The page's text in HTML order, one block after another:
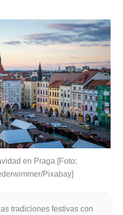
en Praga [Foto:
Pixabay]
tradiciones festivas con